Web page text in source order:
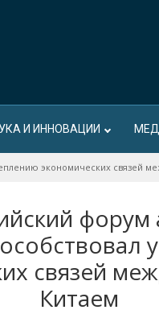
И ИННОВАЦИИ
экономических связей
форум
связей
Китаем